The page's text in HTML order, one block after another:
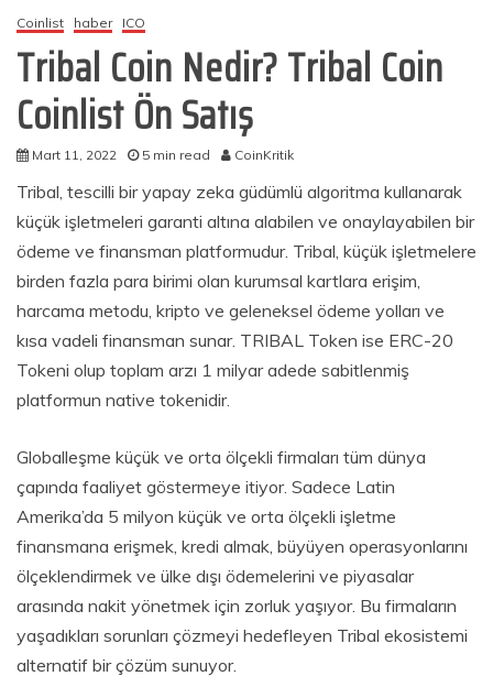
Coinlist haber ICO
Tribal Coin Nedir? Tribal Coin
Coinlist Ön Satış
Mart 11, 2022 5 min read CoinKritik
Tribal, tescilli bir yapay zeka güdümlü algoritma kullanarak
küçük işletmeleri garanti altına alabilen ve onaylayabilen bir
ödeme ve finansman platformudur. Tribal, küçük işletmelere
birden fazla para birimi olan kurumsal kartlara erişim,
harcama metodu, kripto ve geleneksel ödeme yolları ve
kısa vadeli finansman sunar. TRIBAL Token ise ERC-20
Tokeni olup toplam arzı 1 milyar adede sabitlenmiş
platformun native tokenidir.
Globalleşme küçük ve orta ölçekli firmaları tüm dünya
çapında faaliyet göstermeye itiyor. Sadece Latin
Amerika’da 5 milyon küçük ve orta ölçekli işletme
finansmana erişmek, kredi almak, büyüyen operasyonlarını
ölçeklendirmek ve ülke dışı ödemelerini ve piyasalar
arasında nakit yönetmek için zorluk yaşıyor. Bu firmaların
yaşadıkları sorunları çözmeyi hedefleyen Tribal ekosistemi
alternatif bir çözüm sunuyor.